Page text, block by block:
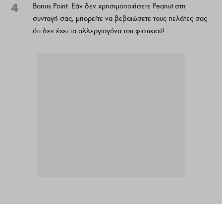
4
Bonus Point: Εάν δεν χρησιμοποιήσετε Peanut στη
συνταγή σας, μπορείτε να βεβαιώσετε τους πελάτες σας
ότι δεν έχει τα αλλεργιογόνα του φιστικιού!